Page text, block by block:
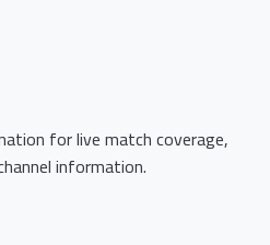
for live match coverage,
information.